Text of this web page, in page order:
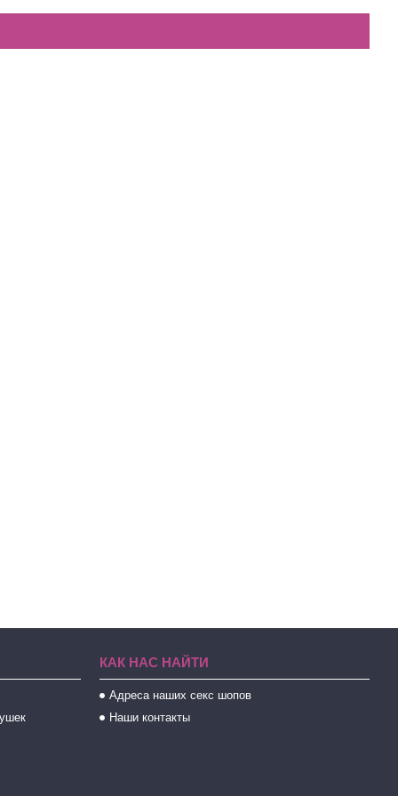
КАК НАС НАЙТИ
Адреса наших секс шопов
Наши контакты